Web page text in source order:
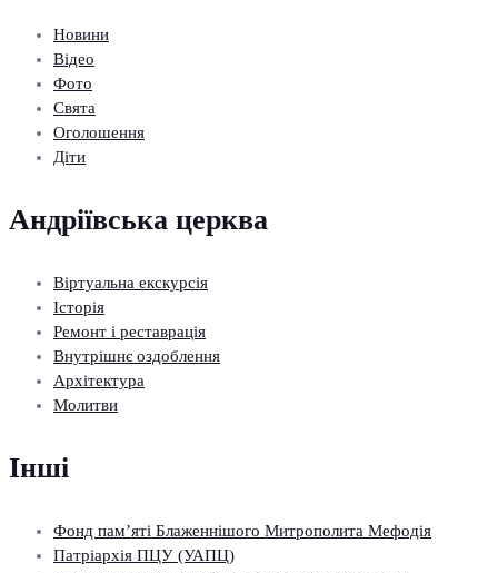
Новини
Відео
Фото
Свята
Оголошення
Діти
Андріївська церква
Віртуальна екскурсія
Історія
Ремонт і реставрація
Внутрішнє оздоблення
Архітектура
Молитви
Інші
Фонд пам’яті Блаженнішого Митрополита Мефодія
Патріархія ПЦУ (УАПЦ)